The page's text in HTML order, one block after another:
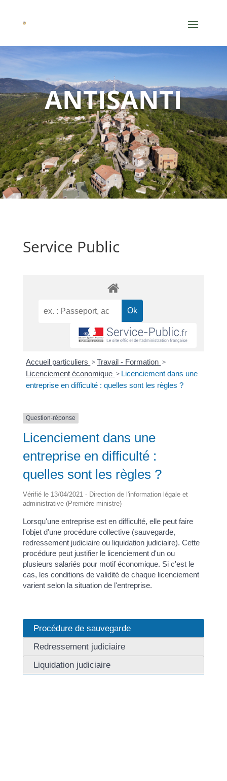
ANTISANTI
Service Public
Accueil particuliers >Travail - Formation >
Licenciement économique > Licenciement dans une
entreprise en difficulté : quelles sont les règles ?
Question-réponse
Licenciement dans une
entreprise en difficulté :
quelles sont les règles ?
Vérifié le 13/04/2021 - Direction de l'information légale et
administrative (Première ministre)
Lorsqu'une entreprise est en difficulté, elle peut faire
l'objet d'une procédure collective (sauvegarde,
redressement judiciaire ou liquidation judiciaire). Cette
procédure peut justifier le licenciement d'un ou
plusieurs salariés pour motif économique. Si c'est le
cas, les conditions de validité de chaque licenciement
varient selon la situation de l'entreprise.
Procédure de sauvegarde
Redressement judiciaire
Liquidation judiciaire